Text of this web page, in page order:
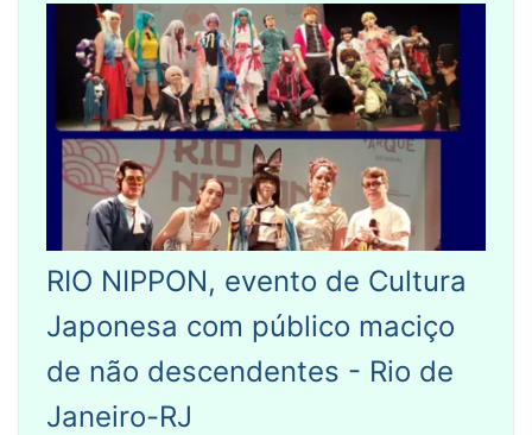
RIO NIPPON, evento de Cultura
Japonesa com público maciço
de não descendentes - Rio de
Janeiro-RJ